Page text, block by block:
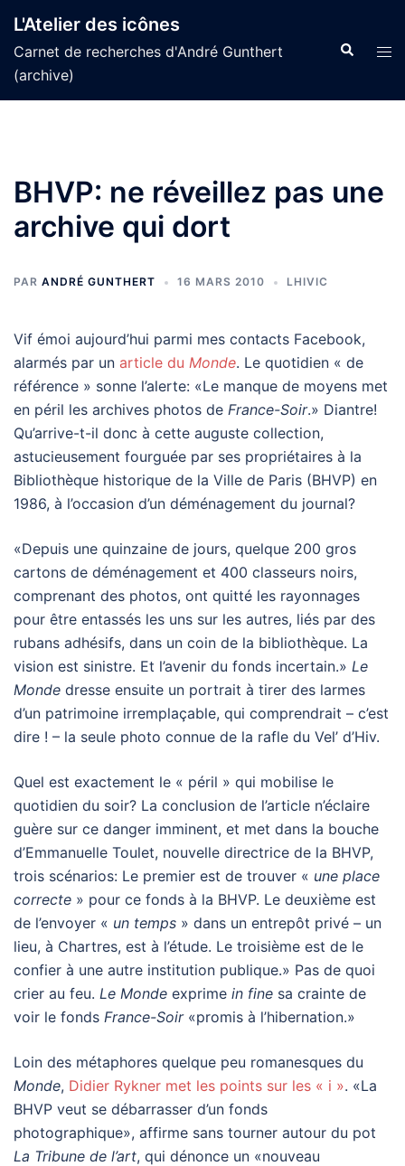
au
contenu
L'Atelier des icônes
Carnet de recherches d'André Gunthert
(archive)
BHVP: ne réveillez pas une
archive qui dort
PAR ANDRÉ GUNTHERT 16 MARS 2010 LHIVIC
Vif émoi aujourd’hui parmi mes contacts Facebook,
alarmés par un article du Monde. Le quotidien « de
référence » sonne l’alerte: «Le manque de moyens met
en péril les archives photos de France-Soir.» Diantre!
Qu’arrive-t-il donc à cette auguste collection,
astucieusement fourguée par ses propriétaires à la
Bibliothèque historique de la Ville de Paris (BHVP) en
1986, à l’occasion d’un déménagement du journal?
«Depuis une quinzaine de jours, quelque 200 gros
cartons de déménagement et 400 classeurs noirs,
comprenant des photos, ont quitté les rayonnages
pour être entassés les uns sur les autres, liés par des
rubans adhésifs, dans un coin de la bibliothèque. La
vision est sinistre. Et l’avenir du fonds incertain.» Le
Monde dresse ensuite un portrait à tirer des larmes
d’un patrimoine irremplaçable, qui comprendrait – c’est
dire ! – la seule photo connue de la rafle du Vel’ d’Hiv.
Quel est exactement le « péril » qui mobilise le
quotidien du soir? La conclusion de l’article n’éclaire
guère sur ce danger imminent, et met dans la bouche
d’Emmanuelle Toulet, nouvelle directrice de la BHVP,
trois scénarios: Le premier est de trouver « une place
correcte » pour ce fonds à la BHVP. Le deuxième est
de l’envoyer « un temps » dans un entrepôt privé – un
lieu, à Chartres, est à l’étude. Le troisième est de le
confier à une autre institution publique.» Pas de quoi
crier au feu. Le Monde exprime in fine sa crainte de
voir le fonds France-Soir«promis à l’hibernation.»
Loin des métaphores quelque peu romanesques du
Monde, Didier Rykner met les points sur les « i ». «La
BHVP veut se débarrasser d’un fonds
photographique», affirme sans tourner autour du pot
La Tribune de l’art, qui dénonce un «nouveau